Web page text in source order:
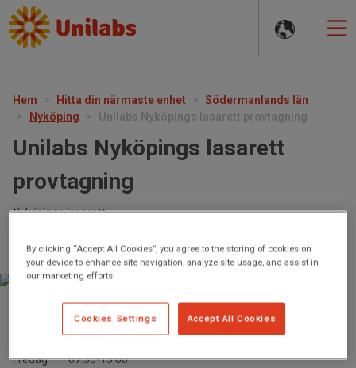
NAVIGATION
Hem Hitta din närmaste enhet
Södermanlands län
Nyköping
Unilabs Nyköpings lasarett provtagning
Unilabs Nyköpings lasarett
provtagning
Nyköpings lasarett ,
611 85 Nyköping
Stängt nu.Öppnar imorgon kl 07:30
Fredag
07:30-13:00
By clicking “Accept All Cookies”, you agree to the storing of cookies on
your device to enhance site navigation, analyze site usage, and assist in
our marketing efforts.
Accept All Cookies
Cookies Settings